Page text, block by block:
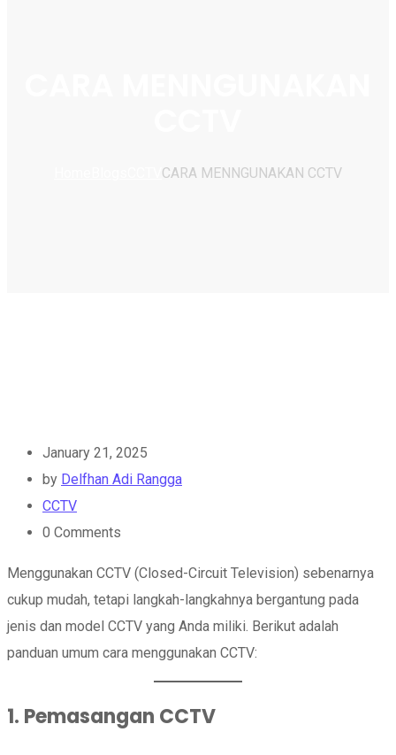
CARA MENNGUNAKAN CCTV
January 21, 2025
by Delfhan Adi Rangga
CCTV
0 Comments
Menggunakan CCTV (Closed-Circuit Television) sebenarnya
cukup mudah, tetapi langkah-langkahnya bergantung pada
jenis dan model CCTV yang Anda miliki. Berikut adalah
panduan umum cara menggunakan CCTV:
1. Pemasangan CCTV